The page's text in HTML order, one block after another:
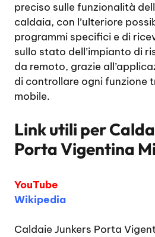
preciso sulle funzionalità
caldaia, con l’ulteriore
programmi specifici e di
sullo stato dell’impianto di
da remoto, grazie
di controllare ogni funzione
mobile.
Link utili per
Porta Vigentina
YouTube
Wikipedia
Caldaie Junkers Porta